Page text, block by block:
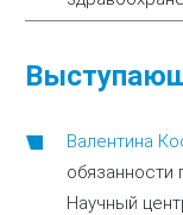
Валентина
обязанности
Научный